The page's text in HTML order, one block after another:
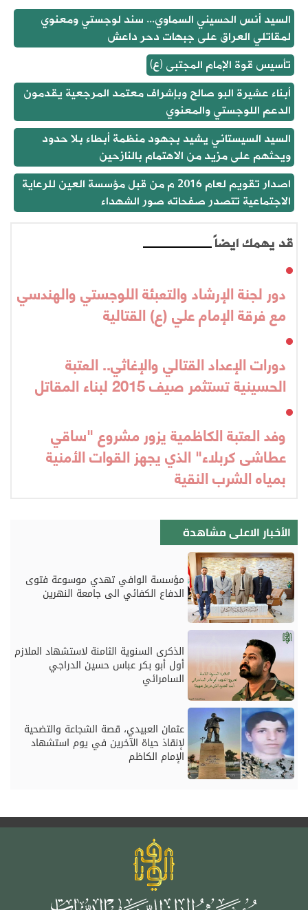
السيد أنس الحسيني السماوي... سند لوجستي ومعنوي
لمقاتلي العراق على جبهات دحر داعش
تأسيس قوة الإمام المجتبى (ع)
أبناء عشيرة البو صالح وبإشراف معتمد المرجعية يقدمون
الدعم اللوجستي والمعنوي
السيد السيستاني يشيد بجهود منظمة أبطاء بلا حدود
ويحثهم على مزيد من الاهتمام بالنازحين
اصدار تقويم لعام 2016 م من قبل مؤسسة العين للرعاية
الاجتماعية تتصدر صفحاته صور الشهداء
قد يهمك ايضاً
دور لجنة الإرشاد والتعبئة اللوجستي والهندسي
مع فرقة الإمام علي (ع) القتالية
دورات الإعداد القتالي والإغاثي.. العتبة
الحسينية تستثمر صيف 2015 لبناء المقاتل
وفد العتبة الكاظمية يزور مشروع "ساقي
عطاشى كربلاء" الذي يجهز القوات الأمنية
بمياه الشرب النقية
الأخبار الاعلى مشاهدة
مؤسسة الوافي تهدي موسوعة فتوى
الدفاع الكفائي الى جامعة النهرين
الذكرى السنوية الثامنة لاستشهاد الملازم
أول أبو بكر عباس حسين الدراجي
السامرائي
عثمان العبيدي، قصة الشجاعة والتضحية
لإنقاذ حياة الآخرين في يوم استشهاد
الإمام الكاظم